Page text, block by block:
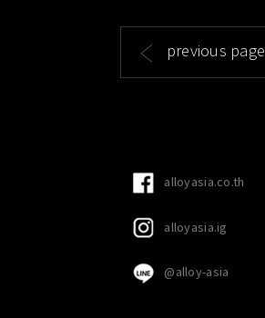
previous page
alloyasia.co.th
alloyasia.ig
@alloy-asia